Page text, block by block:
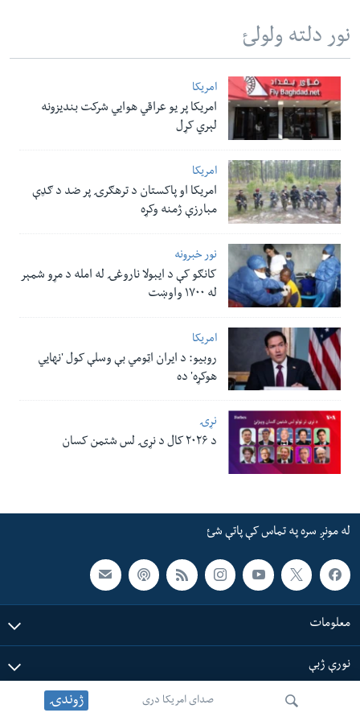
صدای امریکا دری ژوندۍ
نور دلته ولولئ
امریکا
امریکا پر یو عراقي هوایي شرکت بندیزونه
لېري کړل
امریکا
امریکا او پاکستان د ترهګرۍ پر ضد د ګډې
مبارزې ژمنه وکړه
نور خبرونه
کانګو کې د ایبولا ناروغۍ له امله د مړو شمېر
له ۱۷۰۰ واوښت
امریکا
روبیو: د ایران اټومي بې وسلې کول 'نهايي
هوکړه' ده
نړۍ
د ۲۰۲۶ کال د نړۍ لس شتمن کسان
له مونږ سره په تماس کې پاتې شئ
معلومات
نورې ژبې